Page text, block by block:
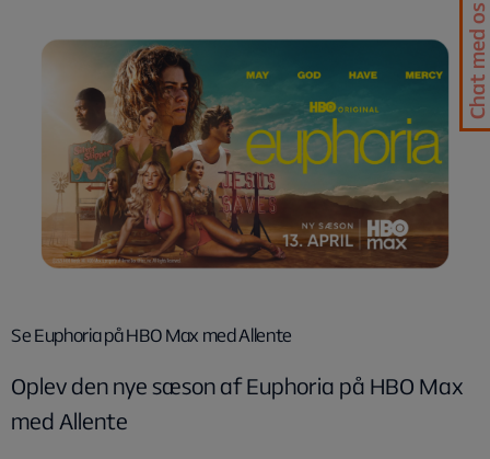
Se Euphoria på HBO Max med Allente
Oplev den nye sæson af Euphoria på HBO Max
med Allente
Chat med os